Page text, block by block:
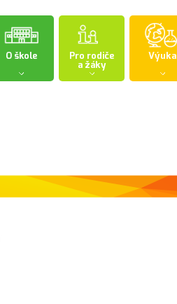
O škole Pro rodiče
a žáky
Výuka